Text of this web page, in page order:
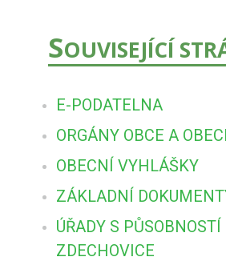
SOUVISEJÍCÍ
E-PODATELNA
ORGÁNY OBCE A
OBECNÍ VYHLÁŠKY
ZÁKLADNÍ
ÚŘADY S PŮSOBNOSTÍ
ZDECHOVICE